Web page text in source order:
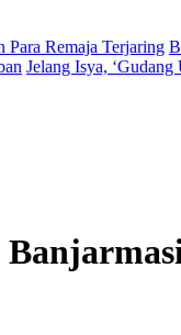
Para Remaja Terjaring
Jelang Isya,